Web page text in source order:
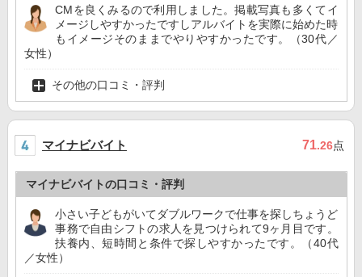
CMを良くみるので利用しました。掲載写真も多くてイ
メージしやすかったですしアルバイトを実際に始めた時
もイメージそのままでやりやすかったです。（30代／
女性）
その他の口コミ・評判
マイナビバイト 71.26点
マイナビバイトの口コミ・評判
小さい子どもがいてダブルワークで仕事を探しちょうど
事務で自由シフトの求人を見つけられて9ヶ月目です。
扶養内、短時間と条件で探しやすかったです。（40代
／女性）